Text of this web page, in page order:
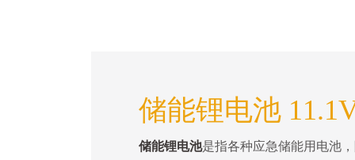
储能锂电池
储能锂电池是指各种应急储能用电池